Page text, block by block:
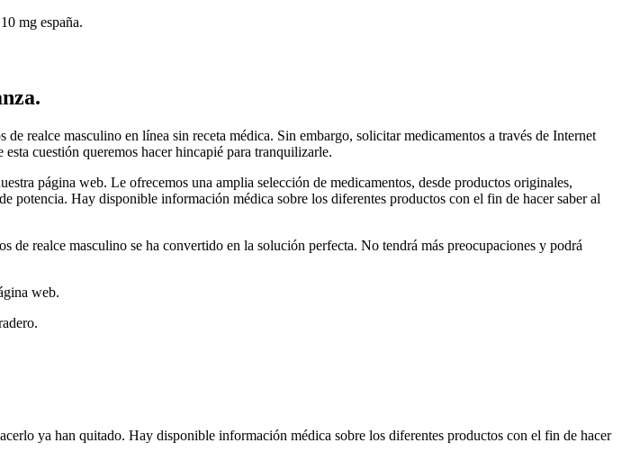
mg españa.
realce masculino en línea sin receta médica. Sin embargo, solicitar medicamentos a través de Internet
cuestión queremos hacer hincapié para tranquilizarle.
página web. Le ofrecemos una amplia selección de medicamentos, desde productos originales,
Hay disponible información médica sobre los diferentes productos con el fin de hacer saber al
realce masculino se ha convertido en la solución perfecta. No tendrá más preocupaciones y podrá
web.
ya han quitado. Hay disponible información médica sobre los diferentes productos con el fin de hacer